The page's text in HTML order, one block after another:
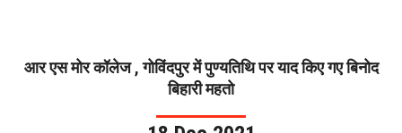
आर एस मोर कॉलेज , गोविंदपुर में पुण्यतिथि पर याद किए गए बिनोद
बिहारी महतो